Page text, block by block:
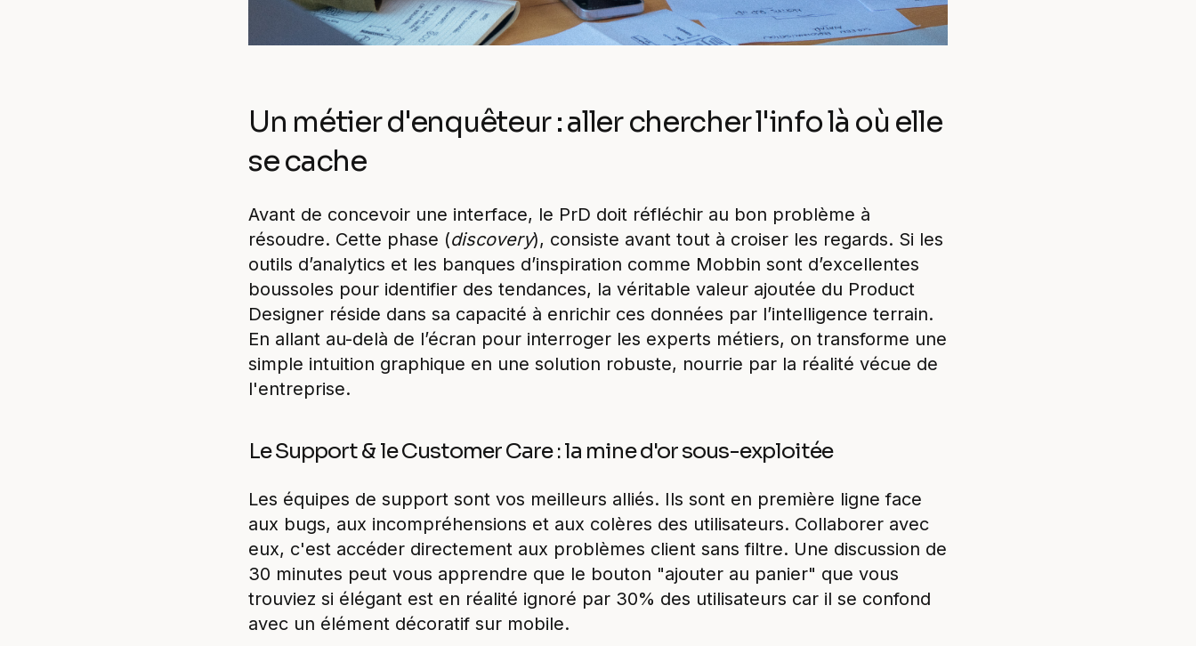
Un métier d'enquêteur : aller chercher l'info là où elle
se cache
Avant de concevoir une interface, le PrD doit réfléchir au bon problème à
résoudre. Cette phase (discovery), consiste avant tout à croiser les regards. Si les
outils d’analytics et les banques d’inspiration comme Mobbin sont d’excellentes
boussoles pour identifier des tendances, la véritable valeur ajoutée du Product
Designer réside dans sa capacité à enrichir ces données par l’intelligence terrain.
En allant au-delà de l’écran pour interroger les experts métiers, on transforme une
simple intuition graphique en une solution robuste, nourrie par la réalité vécue de
l'entreprise.
Le Support & le Customer Care : la mine d'or sous-exploitée
Les équipes de support sont vos meilleurs alliés. Ils sont en première ligne face
aux bugs, aux incompréhensions et aux colères des utilisateurs. Collaborer avec
eux, c'est accéder directement aux problèmes client sans filtre. Une discussion de
30 minutes peut vous apprendre que le bouton "ajouter au panier" que vous
trouviez si élégant est en réalité ignoré par 30% des utilisateurs car il se confond
avec un élément décoratif sur mobile.